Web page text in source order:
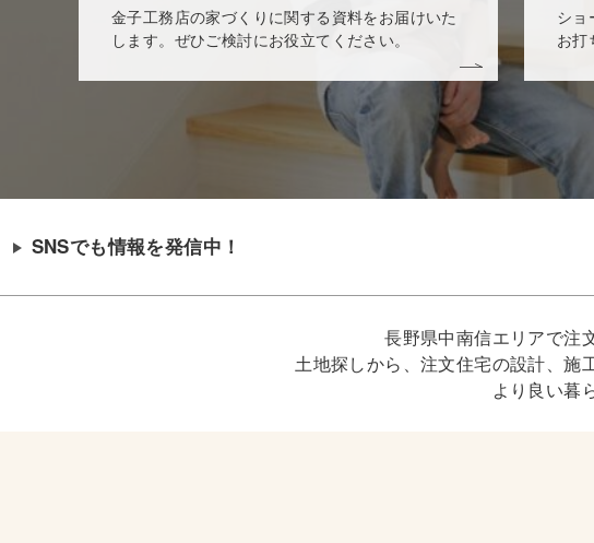
金子工務店の家づくりに関する資料をお届けいた
します。ぜひご検討にお役立てください。
ショ
お打
SNSでも情報を発信中！
長野県中南信エリアで注
土地探しから、注文住宅の設計、施
より良い暮